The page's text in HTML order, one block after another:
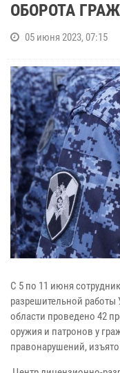
ОБОРОТА
05 июня 2023, 07:15
С 5 по 11 июня
разрешительной
области проведено 42
оружия и патронов у
правонарушений,